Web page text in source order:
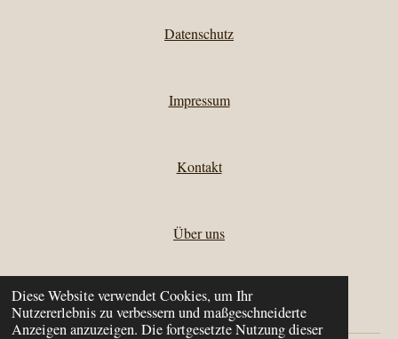
Diese Website verwendet Cookies, um Ihr
Nutzererlebnis zu verbessern und maßgeschneiderte
Anzeigen anzuzeigen. Die fortgesetzte Nutzung dieser
Datenschutz
Impressum
Kontakt
Über uns
Kontakt zu Mato